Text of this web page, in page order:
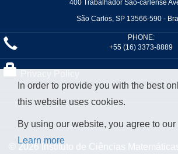
400 Trabalhador São-carlense
São Carlos, SP 13566-590 -
PHONE:
+55 (16) 3373-8889
© 2026 Instituto de Ciências
In order to provide you with the best
this website uses cookies.
By using our website, you agree to
Learn more